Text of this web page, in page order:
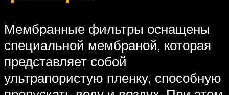
Мембранные фильтры оснащены
специальной мембраной, которая
представляет собой
ультрапористую пленку, способную